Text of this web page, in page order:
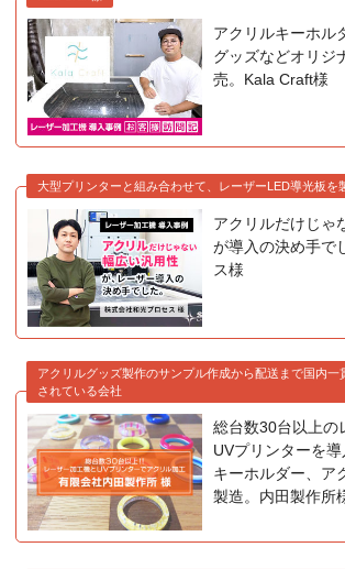
アクリルキーホル
グッズなどオリジ
売。Kala Craft様
大型プリンターと組み合わせて、レーザーLED導光板を
アクリルだけじゃ
が導入の決め手で
ス様
アクリルグッズ製作のサンプル作成から配送まで国内一
されている会社
総台数30台以上の
UVプリンターを
キーホルダー、ア
製造。内田製作所